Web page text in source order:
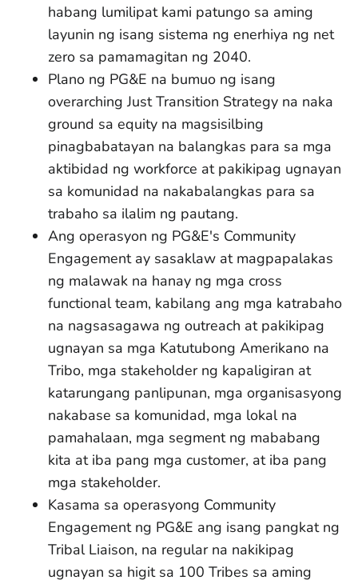
habang lumilipat kami patungo sa aming
layunin ng isang sistema ng enerhiya ng net
zero sa pamamagitan ng 2040.
Plano ng PG&E na bumuo ng isang
overarching Just Transition Strategy na naka
ground sa equity na magsisilbing
pinagbabatayan na balangkas para sa mga
aktibidad ng workforce at pakikipag ugnayan
sa komunidad na nakabalangkas para sa
trabaho sa ilalim ng pautang.
Ang operasyon ng PG&E's Community
Engagement ay sasaklaw at magpapalakas
ng malawak na hanay ng mga cross
functional team, kabilang ang mga katrabaho
na nagsasagawa ng outreach at pakikipag
ugnayan sa mga Katutubong Amerikano na
Tribo, mga stakeholder ng kapaligiran at
katarungang panlipunan, mga organisasyong
nakabase sa komunidad, mga lokal na
pamahalaan, mga segment ng mababang
kita at iba pang mga customer, at iba pang
mga stakeholder.
Kasama sa operasyong Community
Engagement ng PG&E ang isang pangkat ng
Tribal Liaison, na regular na nakikipag
ugnayan sa higit sa 100 Tribes sa aming